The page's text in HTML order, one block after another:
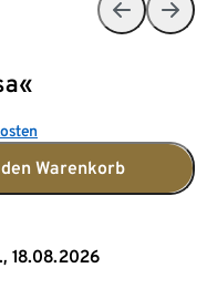
Warenkorb
18.08.2026